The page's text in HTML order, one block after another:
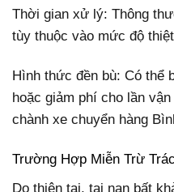
Thời gian xử lý: Thông
tùy thuộc vào mức độ
Hình thức đền bù: Có thể
hoặc giảm phí cho lần
chành xe chuyển hàng
Trường Hợp Miễn Trừ
Do thiên tai, tai nạn bất